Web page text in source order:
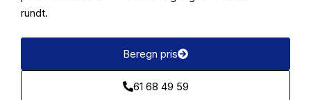
rundt.
Beregn pris
61 68 49 59